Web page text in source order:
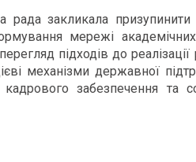
закликала призупинити
мережі
підходів до
механізми державної
забезпечення та